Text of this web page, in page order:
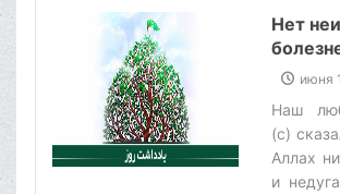
них,
ими
Нет
июня
Наш
(с)
Аллах
и